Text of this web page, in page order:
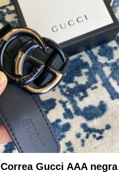
Correa Gucci AAA negra